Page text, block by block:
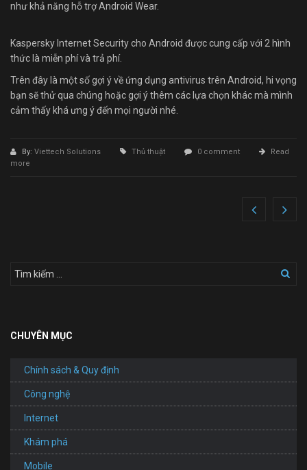
như khả năng hỗ trợ Android Wear.
Kaspersky Internet Security cho Android được cung cấp với 2 hình
thức là miễn phí và trả phí.
Trên đây là một số gợi ý về ứng dụng antivirus trên Android, hi vọng
bạn sẽ thử qua chúng hoặc gợi ý thêm các lựa chọn khác mà mình
cảm thấy khá ưng ý đến mọi người nhé.
By: Viettech Solutions Thủ thuật 0 comment
Read
more
CHUYÊN MỤC
Chính sách & Quy định
Công nghệ
Internet
Khám phá
Mobile